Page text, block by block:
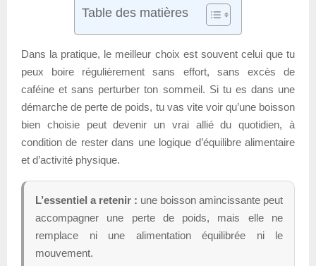
Table des matières
Dans la pratique, le meilleur choix est souvent celui que tu
peux boire régulièrement sans effort, sans excès de
caféine et sans perturber ton sommeil. Si tu es dans une
démarche de perte de poids, tu vas vite voir qu’une boisson
bien choisie peut devenir un vrai allié du quotidien, à
condition de rester dans une logique d’équilibre alimentaire
et d’activité physique.
L’essentiel a retenir : une boisson amincissante peut
accompagner une perte de poids, mais elle ne
remplace ni une alimentation équilibrée ni le
mouvement.